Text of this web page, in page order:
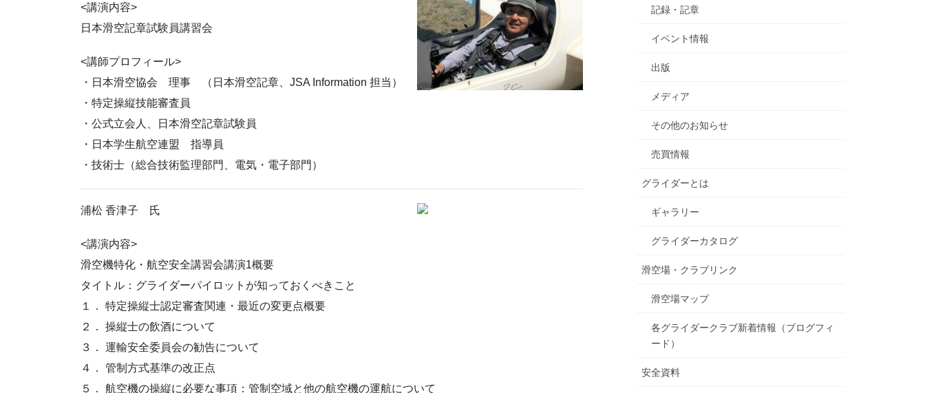
<講演内容>
日本滑空記章試験員講習会
<講師プロフィール>
・日本滑空協会 理事 （日本滑空記章、JSA Information 担当）
・特定操縦技能審査員
・公式立会人、日本滑空記章試験員
・日本学生航空連盟 指導員
・技術士（総合技術監理部門、電気・電子部門）
浦松 香津子 氏
<講演内容>
滑空機特化・航空安全講習会講演1概要
タイトル：グライダーパイロットが知っておくべきこと
１． 特定操縦士認定審査関連・最近の変更点概要
２． 操縦士の飲酒について
３． 運輸安全委員会の勧告について
４． 管制方式基準の改正点
５． 航空機の操縦に必要な事項：管制空域と他の航空機の運航について
記録・記章
イベント情報
出版
メディア
その他のお知らせ
売買情報
グライダーとは
ギャラリー
グライダーカタログ
滑空場・クラブリンク
滑空場マップ
各グライダークラブ新着情報（ブログフィ
ード）
安全資料